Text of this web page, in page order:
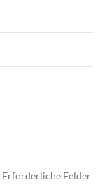
Erforderliche Felder